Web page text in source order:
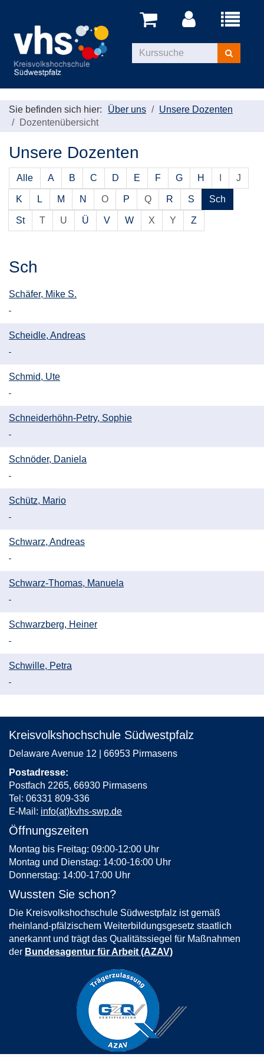
Menü
Kurse
suchen
Sie befinden sich hier: Über uns
Unsere Dozenten
Dozentenübersicht
Unsere Dozenten
Alle A B C D E F G H J
K L M N O P Q R S Sch
St T U Ü V W X Y Z
Sch
Schäfer, Mike S.
Scheidle, Andreas
Schmid, Ute
Schneiderhöhn-Petry, Sophie
Schnöder, Daniela
Schütz, Mario
Schwarz, Andreas
Schwarz-Thomas, Manuela
Schwarzberg, Heiner
Schwille, Petra
Kreisvolkshochschule Südwestpfalz
Delaware Avenue 12 | 66953 Pirmasens
Postadresse:
Postfach 2265, 66930 Pirmasens
Tel: 06331 809-336
E-Mail: info(at)kvhs-swp.de
Öffnungszeiten
Montag bis Freitag: 09:00-12:00 Uhr
Montag und Dienstag: 14:00-16:00 Uhr
Donnerstag: 14:00-17:00 Uhr
Wussten Sie schon?
Die Kreisvolkshochschule Südwestpfalz ist gemäß
rheinland-pfälzischem Weiterbildungsgesetz staatlich
anerkannt und trägt das Qualitätssiegel für Maßnahmen
der Bundesagentur für Arbeit (AZAV)